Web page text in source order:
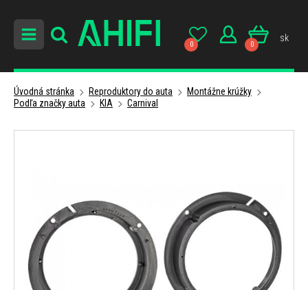
0 0
sk
Úvodná stránka Reproduktory do auta
Montážne krúžky
Podľa značky auta
KIA Carnival